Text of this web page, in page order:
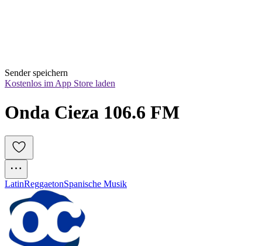
Sender speichern
Kostenlos im App Store laden
Onda Cieza 106.6 FM
LatinReggaetonSpanische Musik